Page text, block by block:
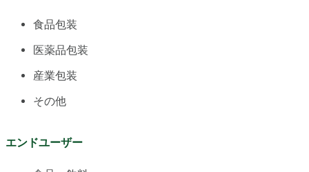
食品包装
医薬品包装
産業包装
その他
エンドユーザー